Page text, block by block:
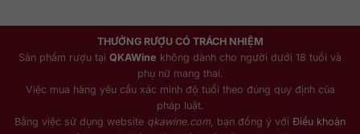
THƯỞNG RƯỢU CÓ TRÁCH NHIỆM
Sản phẩm rượu tại QKAWine không dành cho người dưới 18 tuổi và
phụ nữ mang thai.
Việc mua hàng yêu cầu xác minh độ tuổi theo đúng quy định của
pháp luật.
Bằng việc sử dụng website qkawine.com , bạn đồng ý với Điều khoản